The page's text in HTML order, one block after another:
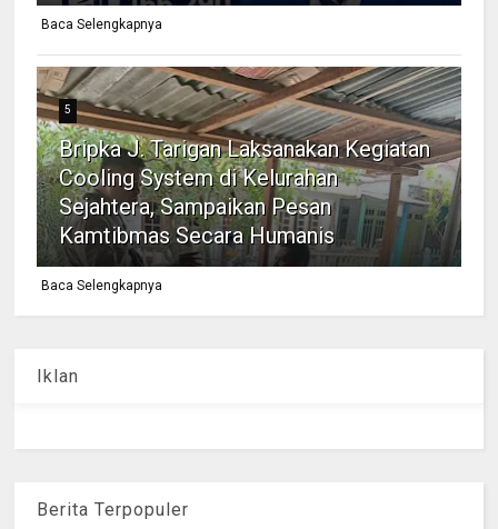
Baca Selengkapnya
5
Bripka J. Tarigan Laksanakan Kegiatan
Cooling System di Kelurahan
Sejahtera, Sampaikan Pesan
Kamtibmas Secara Humanis
Baca Selengkapnya
Iklan
Berita Terpopuler